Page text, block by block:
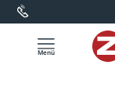
springen